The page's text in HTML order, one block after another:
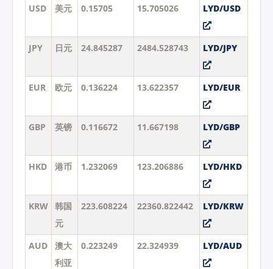
USD 美元 0.15705 15.705026 LYD/USD
JPY 日元 24.845287 2484.528743 LYD/JPY
EUR 欧元 0.136224 13.622357 LYD/EUR
GBP 英镑 0.116672 11.667198 LYD/GBP
HKD 港币 1.232069 123.206886 LYD/HKD
KRW 韩国
元
223.608224 22360.822442 LYD/KRW
AUD
澳大
利亚
0.223249 22.324939 LYD/AUD